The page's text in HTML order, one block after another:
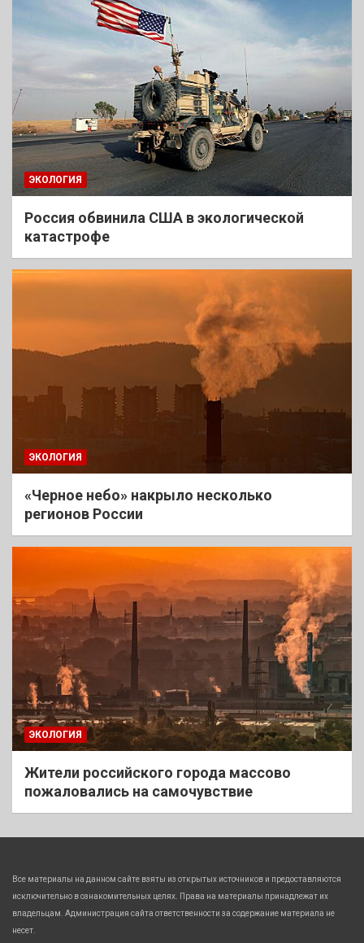
ЭКОЛОГИЯ
Россия обвинила США в экологической
катастрофе
ЭКОЛОГИЯ
«Черное небо» накрыло несколько
регионов России
ЭКОЛОГИЯ
Жители российского города массово
пожаловались на самочувствие
Все материалы на данном сайте взяты из открытых источников и предоставляются
исключительно в ознакомительных целях. Права на материалы принадлежат их
владельцам. Администрация сайта ответственности за содержание материала не
несет.